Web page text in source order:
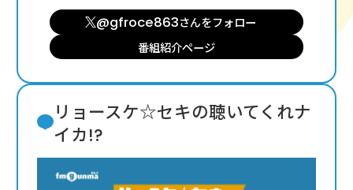
@gfroce863さんをフォロー
番組紹介ページ
リョースケ☆セキの聴いてくれナ
イカ!?